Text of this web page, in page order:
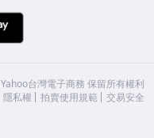
Yahoo台灣電子商務 保留所有權利
隱私權 拍賣使用規範 交易安全